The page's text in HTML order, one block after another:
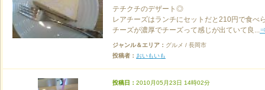
テチクチのデザート◎
レアチーズはランチにセットだと210円で食べ
チーズが濃厚でチーズって感じが出ていて良...
ジャンル＆エリア： グルメ / 長岡市
投稿者： おいもいも
投稿日： 2010月05月23日 14時02分